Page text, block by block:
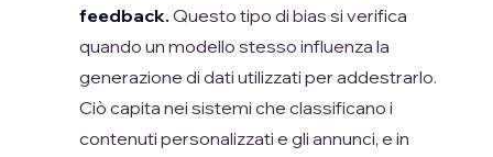
feedback. Questo tipo di bias si verifica
quando un modello stesso influenza la
generazione di dati utilizzati per addestrarlo.
Ciò capita nei sistemi che classificano i
contenuti personalizzati e gli annunci, e in